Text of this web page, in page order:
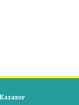
Каталог